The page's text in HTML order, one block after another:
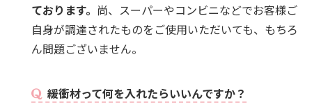
ております。 尚、スーパーやコンビニなどでお客様ご
自身が調達されたものをご使用いただいても、もちろ
ん問題ございません。
緩衝材って何を入れたらいいんですか？